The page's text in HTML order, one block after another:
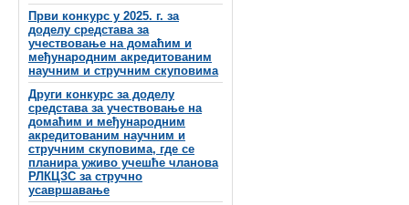
Први конкурс у 2025. г. за
доделу средстава за
учествовање на домаћим и
међународним акредитованим
научним и стручним скуповима
Други конкурс за доделу
средстава за учествовање на
домаћим и међународним
акредитованим научним и
стручним скуповима, где се
планира уживо учешће чланова
РЛКЦЗС за стручно
усавршавање